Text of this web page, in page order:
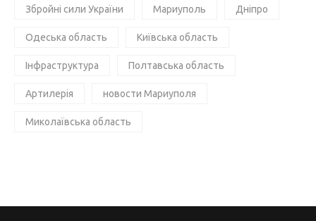
Збройні сили України Мариуполь Дніпро
Одеська область Київська область
Інфраструктура Полтавська область
Артилерія новости Мариуполя
Миколаївська область